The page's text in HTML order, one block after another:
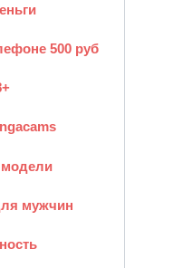
500 руб
модели
мужчин